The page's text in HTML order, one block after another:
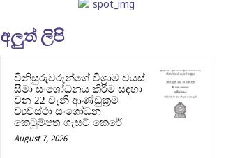
අලුත් ලිපි
විනිසුරුවරුන්ගේ විශ්‍රාම වයස්
සීමා සංශෝධනය කිරීම සඳහා
වන 22 වැනි ආණ්ඩුක්‍රම
ව්‍යවස්ථා සංශෝධන
කෙටුම්පත ගැසට් කෙරේ
August 7, 2026